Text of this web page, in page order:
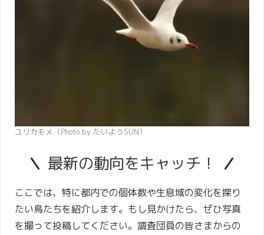
ユリカモメ（Photo by たいようSUN）
最新の動向をキャッチ！
ここでは、特に都内での個体数や生息域の変化を探り
たい鳥たちを紹介します。もし見かけたら、ぜひ写真
を撮って投稿してください。調査団員の皆さまからの